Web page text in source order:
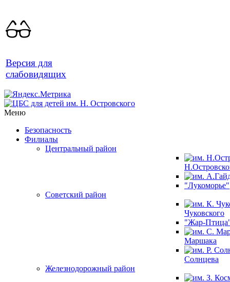
Версия для
слабовидящих
Меню
Безопасность
Филиалы
Центральный район
"Лукоморье"
Советский район
Чуковского
"Жар-
Маршака
Солнцева
Железнодорожный район